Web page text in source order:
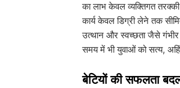
का लाभ केवल व्यक्तिगत
कार्य केवल डिग्री लेने तक
उत्थान और स्वच्छता जैसे
समय में भी युवाओं को सत्य,
​बेटियों की सफलता